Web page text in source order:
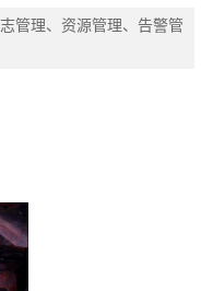
管理、资源管理、告警管